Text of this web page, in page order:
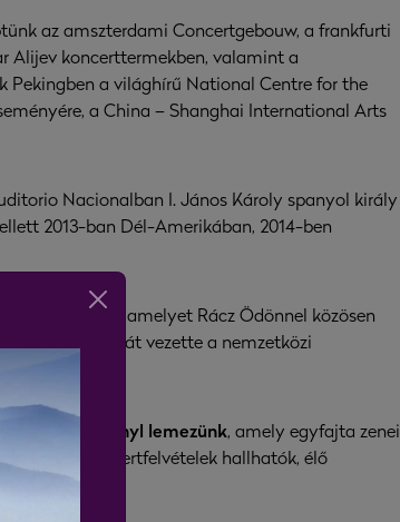
az amszterdami Concertgebouw, a frankfurti
Alijev koncerttermekben, valamint a
Pekingben a világhírű National Centre for the
a China – Shanghai International Arts
Nacionalban I. János Károly spanyol király
2013-ban Dél-Amerikában, 2014-ben
hanglemez, amelyet Rácz Ödönnel közösen
hosszú időn át vezette a nemzetközi
dupla vinyl lemezünk, amely egyfajta zenei
és koncertfelvételek hallhatók, élő